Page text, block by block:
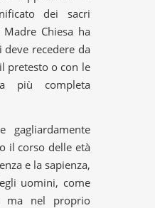
dei sacri
Chiesa ha
recedere da
pretesto o con le
più completa
gagliardamente
il corso delle età
e la sapienza,
uomini, come
ma nel proprio